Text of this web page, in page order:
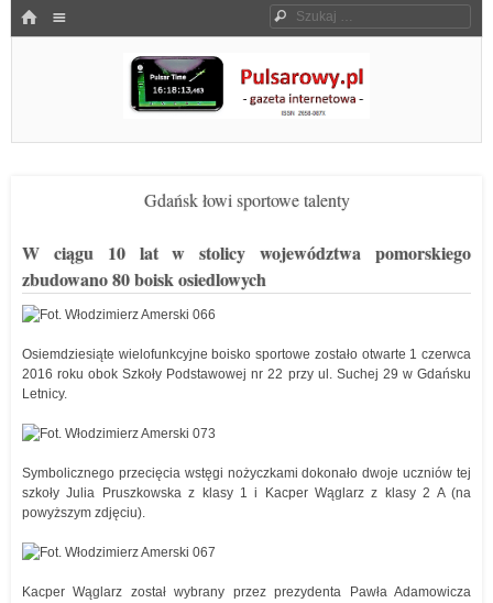
HOME Szukaj
Pulsarowy.pl
Gdańsk łowi sportowe talenty
W ciągu 10 lat w stolicy województwa pomorskiego
zbudowano 80 boisk osiedlowych
Osiemdziesiąte wielofunkcyjne boisko sportowe zostało otwarte 1 czerwca
2016 roku obok Szkoły Podstawowej nr 22 przy ul. Suchej 29 w Gdańsku
Letnicy.
Symbolicznego przecięcia wstęgi nożyczkami dokonało dwoje uczniów tej
szkoły Julia Pruszkowska z klasy 1 i Kacper Wąglarz z klasy 2 A (na
powyższym zdjęciu).
Kacper Wąglarz został wybrany przez prezydenta Pawła Adamowicza